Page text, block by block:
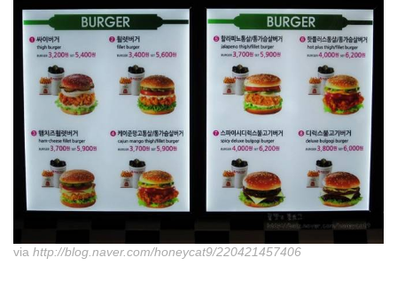
via http://blog.naver.com/honeycat9/220421457406